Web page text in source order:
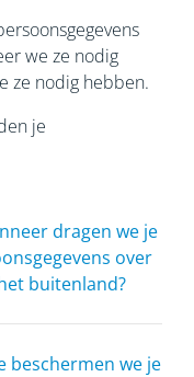
we ze nodig
ze nodig hebben.
je
dragen we je
over
buitenland?
beschermen we je